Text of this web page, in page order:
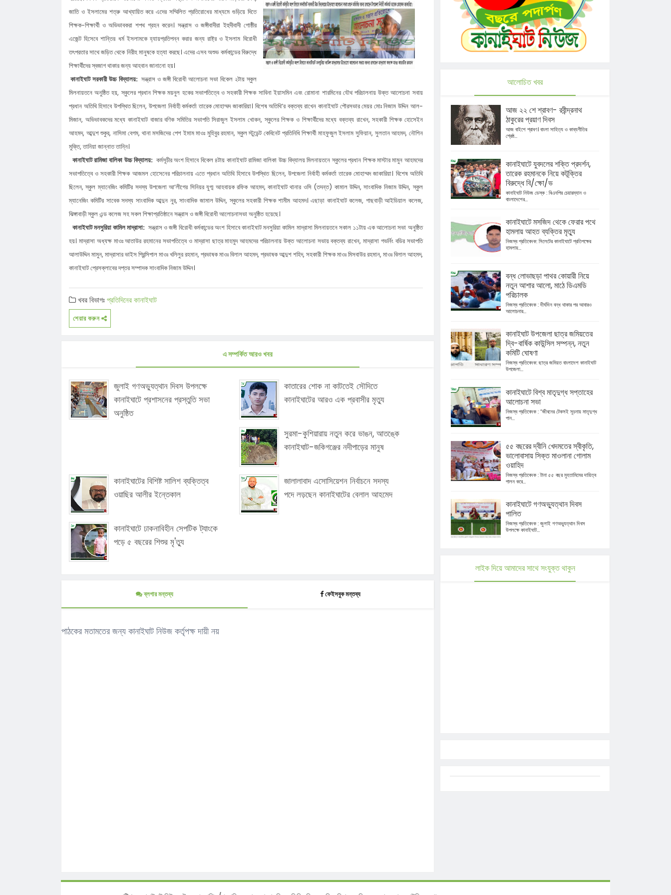
চাইলেন সবার সহযোগিতা
লোভাছড়ার জব্দকৃত পাথর পা'চা'র'কালে ভলগেটসহ
গ্রে'ফ'তার ২
রাত পোহালেই কানাইঘাটে এনসিপির পদযাত্রা, আসছেন
কেন্দ্রীয় নেতারা
ধনমাইরমাটি সরকারি প্রাথমিক বিদ্যালয়ের এসএমসি
সভাপতি ফের হাফিজ আহমদ সুজন
কানাইঘাটে ইসলামী ব্যাংকের রেমিট্যান্স গ্রাহক সমাবেশ,
বৈধপথে অর্থ পাঠানোর আহ্বান
তিন মাসে কানাইঘাটের ১৬ জনের অস্বাভাবিক
মৃত্যু,বাড়ছে উদ্বেগ
লোভাছড়ার জব্দকৃত পাথর চুরির হিড়িক, রাতের আঁধারে
আটগ্রামে পাচার
জাতি ও ইসলামের শত্রু আখ্যায়িত করে এদের সম্মিলিত প্রতিরোধের মাধ্যমে গুড়িয়ে দিতে
শিক্ষক-শিক্ষার্থী ও অভিভাবকরা শপথ গ্রহন করেন। সন্ত্রাস ও জঙ্গীবাদীরা ইহুদীবাদী গোষ্ঠীর
এজেন্ট হিসেবে শান্তির ধর্ম ইসলামকে হ্যায়প্রতিপন্ন করার জন্য রাষ্ট্র ও ইসলাম বিরোধী
তৎপরতার সাথে জড়িত থেকে নিরীহ মানুষকে হত্যা করছে। এদের এসব অশুভ কর্মকান্ডের বিরুদ্ধে
শিক্ষার্থীদের স্বজাগ থাকার জন্য আহবান জানানো হয়।
কানাইঘাট সরকারী উচ্চ বিদ্যালয়: সন্ত্রাস ও জঙ্গী বিরোধী আলোচনা সভা বিকেল ২টায় স্কুল
মিলনায়তনে অনুষ্ঠিত হয়, স্কুলের প্রধান শিক্ষক ময়নুল হকের সভাপতিত্বে ও সহকারী শিক্ষক সাবিনা ইয়াসমিন এবং রোমানা শারমিনের যৌথ পরিচালনায় উক্ত আলোচনা সবায়
প্রধান অতিথি হিসাবে উপস্থিত ছিলেন, উপজেলা নির্বাহী কর্মকর্তা তারেক মোহাম্মদ জাকারিয়া। বিশেষ অতিথি’র বক্তব্য রাখেন কানাইঘাট পৌরসভার মেয়র মোঃ নিজাম উদ্দিন আল-
মিজান, অভিভাবকদের মধ্যে কানাইঘাট বাজার বণিক সমিতির সভাপতি সিরাজুল ইসলাম খোকন, স্কুলের শিক্ষক ও শিক্ষার্থীদের মধ্যে বক্তব্য রাখেন, সহকারী শিক্ষক হোসেইন
আহমদ, আব্দুশ শুকুর, নাসিমা বেগম, থানা মসজিদের পেশ ইমাম মাওঃ মুহিবুর রহমান, স্কুল স্টুডেন্ট কেবিনেট প্রতিনিধি শিক্ষার্থী মাহফুজুল ইসলাম সুফিয়ান, সুলতান আহমদ, নৌশিন
মুক্তি, তানিয়া জান্নাত তান্নি।
কানাইঘাট রামিজা বালিকা উচ্চ বিদ্যালয়: কর্মসূচীর অংশ হিসাবে বিকেল ৪টায় কানাইঘাট রামিজা বালিকা উচ্চ বিদ্যালয় মিলনায়তনে স্কুলের প্রধান শিক্ষক মাস্টার মামুন আহমদের
সভাপতিত্বে ও সহকারী শিক্ষক আজমল হোসেনের পরিচালনায় এতে প্রধান অতিথি হিসাবে উপস্থিত ছিলেন, উপজেলা নির্বাহী কর্মকর্তা তারেক মোহাম্মদ জাকারিয়া। বিশেষ অতিথি
ছিলেন, স্কুল ম্যানেজিং কমিটির সদস্য উপজেলা আ’লীগের সিনিয়র যুগ্ম আহবায়ক রফিক আহমদ, কানাইঘাট থানার ওসি (তদন্ত) কামাল উদ্দিন, সাংবাদিক নিজাম উদ্দিন, স্কুল
ম্যানেজিং কমিটির সাবেক সদস্য সাংবাদিক আব্দুন নুর, সাংবাদিক জামাল উদ্দিন, স্কুলের সহকারী শিক্ষক শামীম আহমদ। এছাড়া কানাইঘাট কলেজ, গাছবাড়ী আইডিয়াল কলেজ,
ঝিঙ্গাবাড়ী স্কুল এন্ড কলেজ সহ সকল শিক্ষাপ্রতিষ্ঠানে সন্ত্রাস ও জঙ্গী বিরোধী আলোচনাসভা অনুষ্ঠিত হয়েছে।
কানাইঘাট মনসুরিয়া কামিল মাদ্রাসা: সন্ত্রাস ও জঙ্গী বিরোধী কর্মকান্ডের অংশ হিসাবে কানাইঘাট মনসুরিয়া কামিল মাদ্রাসা মিলনায়তনে সকাল ১১টায় এক আলোচনা সভা অনুষ্ঠিত
হয়। মাদ্রাসা অধ্যক্ষ মাওঃ আতাউর রহমানের সভাপতিত্বে ও মাদ্রাসা ছাত্র মাহমুদ আহমদের পরিচালনায় উক্ত আলোচনা সভায় বক্তব্য রাখেন, মাদ্রাসা গভর্নিং বডির সভাপতি
আলাউদ্দিন মামুন, মাদ্রাসার ভাইস প্রিন্সিপাল মাওঃ খলিলুর রহমান, প্রভাষক মাওঃ বিলাল আহমদ, প্রভাষক আব্দুশ শহিদ, সহকারী শিক্ষক মাওঃ মিসবাউর রহমান, মাওঃ বিলাল আহমদ,
কানাইঘাট প্রেসক্লাবের দপ্তর সম্পাদক সাংবাদিক নিজাম উদ্দিন।
খবর বিভাগঃপ্রতিদিনের কানাইঘাট
শেয়ার করুন
এ সম্পর্কিত আরও খবর
জুলাই গণঅভ্যুত্থান দিবস উপলক্ষে
কানাইঘাটে প্রশাসনের প্রস্তুতি সভা
অনুষ্ঠিত
কাতারের শোক না কাটতেই সৌদিতে
কানাইঘাটের আরও এক প্রবাসীর মৃত্যু
সুরমা-কুশিয়ারায় নতুন করে ভাঙন, আতঙ্কে
কানাইঘাট-জকিগঞ্জের নদীপাড়ের মানুষ
কানাইঘাটের বিশিষ্ট সালিশ ব্যক্তিত্ব
ওয়াছির আলীর ইন্তেকাল
জালালাবাদ এসোসিয়েশন নির্বাচনে সদস্য
পদে লড়ছেন কানাইঘাটের বেলাল আহমেদ
কানাইঘাটে ঢাকনাবিহীন সেপটিক ট্যাংকে
পড়ে ৫ বছরের শিশুর মৃ'ত্যু
ব্লগার মন্তব্য ফেইসবুক মন্তব্য
পাঠকের মতামতের জন্য কানাইঘাট নিউজ কর্তৃপক্ষ দায়ী নয়
আলোচিত খবর
আজ ২২ শে শ্রাবণ- রবীন্দ্রনাথ
ঠাকুরের প্রয়াণ দিবস
আজ বাইশে শ্রাবণ। বাংলা সাহিত্য ও কাব্যগীতির
শ্রেষ্ঠ...
কানাইঘাটে যুবদলের শক্তি প্রদর্শন,
তারেক রহমানকে নিয়ে কটূক্তির
বিরুদ্ধে বি/ক্ষো/ভ
কানাইঘাট নিউজ ডেস্ক : বিএনপির চেয়ারম্যান ও
বাংলাদেশের...
কানাইঘাটে মসজিদ থেকে ফেরার পথে
হামলায় আহত ব্যক্তির মৃত্যু
নিজস্ব প্রতিবেদক: সিলেটের কানাইঘাটে প্রতিপক্ষের
হামলায়...
বন্ধ লোভাছড়া পাথর কোয়ারী নিয়ে
নতুন আশার আলো, মাঠে ডিএমডি
পরিচালক
নিজস্ব প্রতিবেদক : দীর্ঘদিন বন্ধ থাকার পর আবারও
আলোচনার...
কানাইঘাট উপজেলা ছাত্র জমিয়তের
দ্বি-বার্ষিক কাউন্সিল সম্পন্ন, নতুন
কমিটি ঘোষণা
নিজস্ব প্রতিবেদক: ছাত্র জমিয়ত বাংলাদেশ কানাইঘাট
উপজেলা...
কানাইঘাটে বিশ্ব মাতৃদুগ্ধ সপ্তাহের
আলোচনা সভা
নিজস্ব প্রতিবেদক : “জীবনের টেকসই সূচনায় মাতৃদুগ্ধ
পান...
৫৫ বছরের দ্বীনি খেদমতের স্বীকৃতি,
ভালোবাসায় সিক্ত মাওলানা গোলাম
ওয়াহিদ
নিজস্ব প্রতিবেদক : টানা ৫৫ বছর মুহতামিমের দায়িত্ব
পালন করে...
কানাইঘাটে গণঅভ্যুত্থান দিবস
পালিত
নিজস্ব প্রতিবেদক : জুলাই গণঅভ্যুত্থান দিবস
উপলক্ষে কানাইঘাট...
লাইক দিয়ে আমাদের সাথে সংযুক্ত থাকুন